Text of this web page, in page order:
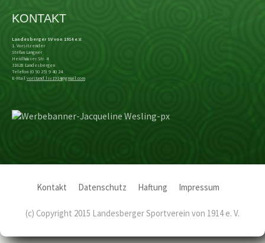
KONTAKT
Landesberger SV von 1914 e.V.
1. Vorsitzender
Stefan Langner
Heidhäuser Str. 4
31628 Landesbergen
Telefon (0 50 25) 9 40 24
E-Mail vorstand.lsv1914@gmail.com
Kontakt Datenschutz Haftung Impressum
(c) Copyright 2015 Landesberger Sportverein von 1914 e. V.